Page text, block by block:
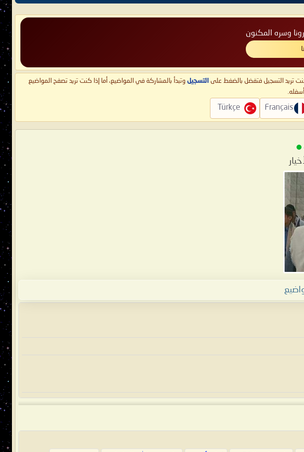
وسره المكنون
كنت تريد التسجيل فتفضل بالضغط على التسجيل وتبدأ بالمشاركة في المواضيع، أما إذا كنت تريد تصفح المواضيع
Français
Türkçe